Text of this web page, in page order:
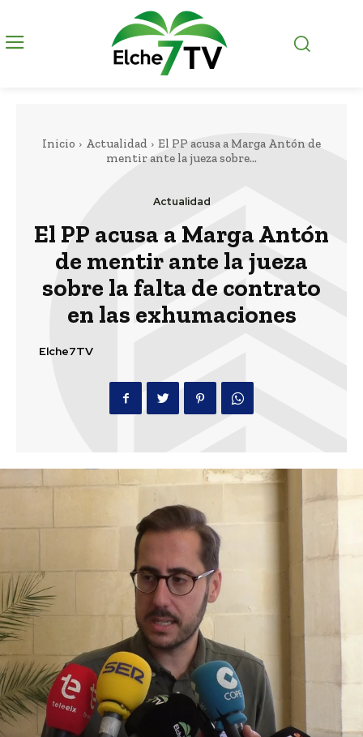
Inicio Actualidad
El PP acusa a Marga Antón de
mentir ante la jueza sobre...
Actualidad
El PP acusa a Marga Antón
de mentir ante la jueza
sobre la falta de contrato
en las exhumaciones
Elche7TV